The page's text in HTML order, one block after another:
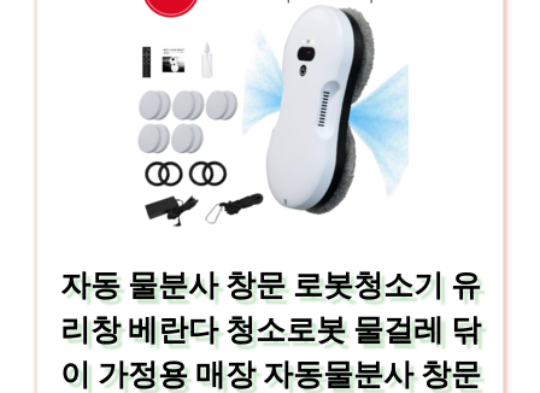
자동 물분사 창문 로봇청소기 유
리창 베란다 청소로봇 물걸레 닦
이 가정용 매장 자동물분사 창문